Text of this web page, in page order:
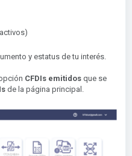
y estatus de tu interés.
CFDIs emitidos que se
de la página principal.